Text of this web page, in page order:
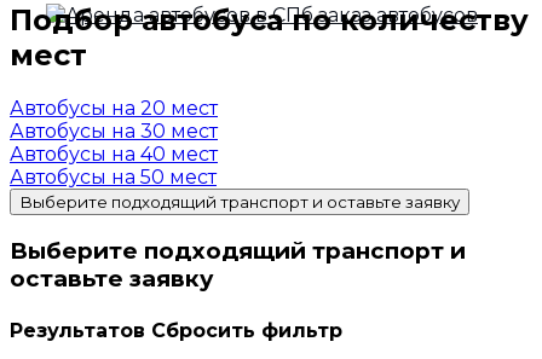
Подбор автобуса по количеству
мест
Автобусы на 20 мест
Автобусы на 30 мест
Автобусы на 40 мест
Автобусы на 50 мест
Выберите подходящий транспорт и оставьте заявку
Выберите подходящий транспорт и
оставьте заявку
Результатов Сбросить фильтр